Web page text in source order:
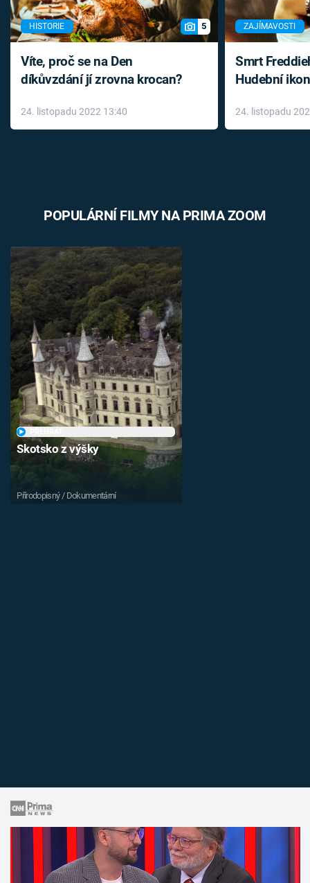
HISTORIE 5
Víte, proč se na Den
díkůvzdání jí zrovna krocan?
24. listopadu 2022 13:40
ZAJÍMAVOSTI
Smrt
Hudební
léky
24. listopadu
POPULÁRNÍ FILMY NA PRIMA ZOOM
Skotsko z výšky
Přírodopisný / Dokumentární